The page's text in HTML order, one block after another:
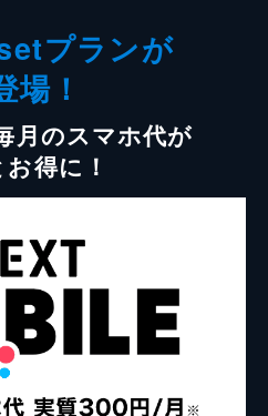
プランが
場！
月のスマホ代が
得に！